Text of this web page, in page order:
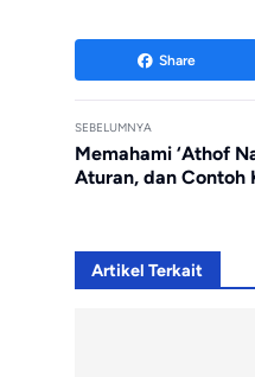
Share
SEBELUMNYA
Memahami ‘Athof
Aturan, dan Contoh
Artikel Terkait